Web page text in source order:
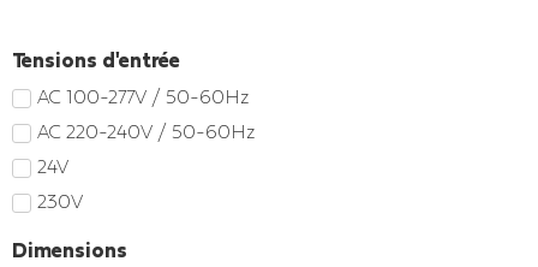
81-480W (1)
91-180W (1)
107-127W (2)
181-300W
Tensions d'entrée
AC 100-277V / 50-60Hz
AC 220-240V / 50-60Hz
24V
230V
Dimensions